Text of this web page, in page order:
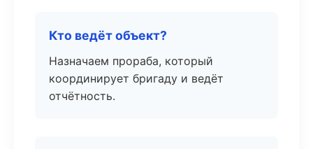
Кто ведёт объект?
Назначаем прораба, который
координирует бригаду и ведёт
отчётность.